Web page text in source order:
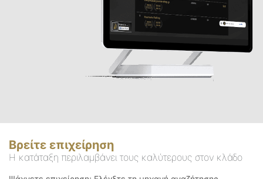
Βρείτε επιχείρηση
Η κατάταξη περιλαμβάνει τους καλύτερους στον κλάδο